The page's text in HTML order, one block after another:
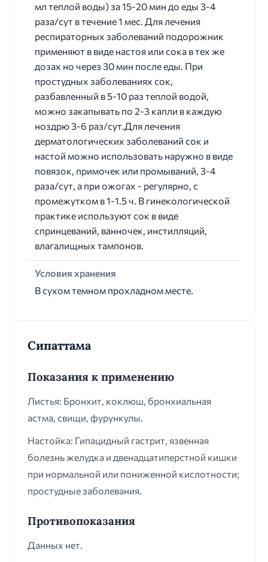
мл теплой воды) за 15-20 мин до еды 3-4
раза/сут в течение 1 мес. Для лечения
респираторных заболеваний подорожник
применяют в виде настоя или сока в тех же
дозах но через 30 мин после еды. При
простудных заболеваниях сок,
разбавленный в 5-10 раз теплой водой,
можно закапывать по 2-3 капли в каждую
ноздрю 3-6 раз/сут.Для лечения
дерматологических заболеваний сок и
настой можно использовать наружно в виде
повязок, примочек или промываний, 3-4
раза/сут, а при ожогах - регулярно, с
промежутком в 1-1.5 ч. В гинекологической
практике используют сок в виде
спринцеваний, ванночек, инстилляций,
влагалищных тампонов.
Условия хранения
В сухом темном прохладном месте.
Сипаттама
Показания к применению
Листья: Бронхит, коклюш, бронхиальная
астма, свищи, фурункулы.
Настойка: Гипацидный гастрит, язвенная
болезнь желудка и двенадцатиперстной кишки
при нормальной или пониженной кислотности;
простудные заболевания.
Противопоказания
Данных нет.